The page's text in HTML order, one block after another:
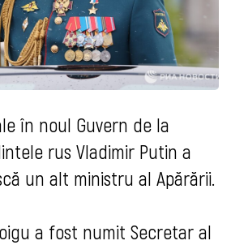
în noul Guvern de la
rus Vladimir Putin a
un alt ministru al Apărării.
a fost numit Secretar al